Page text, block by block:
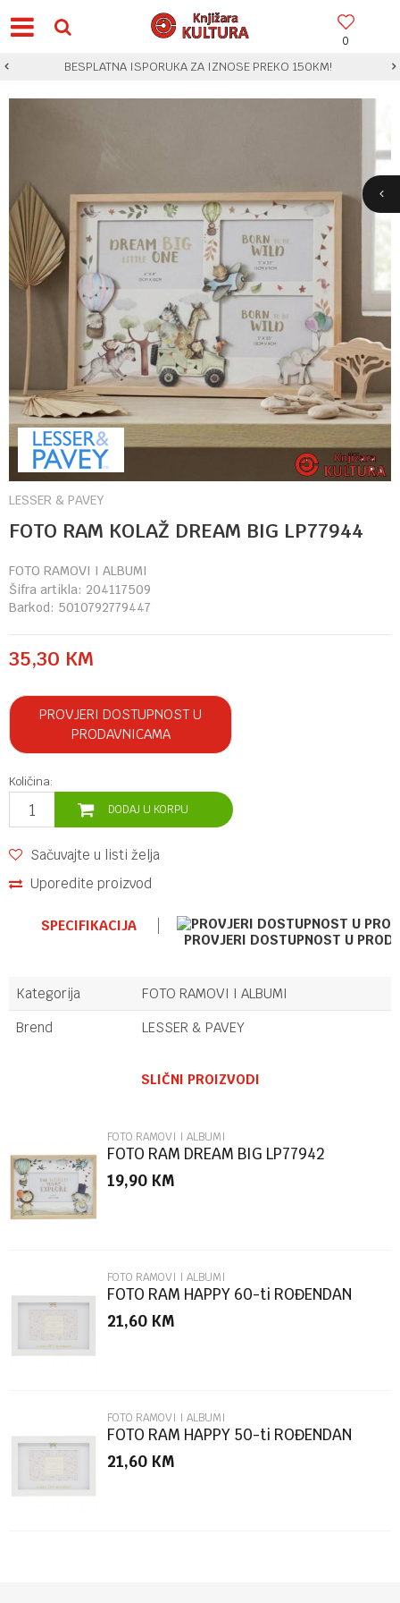
0
BESPLATNA ISPORUKA ZA IZNOSE PREKO 150KM!
LESSER & PAVEY
FOTO RAM KOLAŽ DREAM BIG LP77944
FOTO RAMOVI I ALBUMI
Šifra artikla: 204117509
Barkod: 5010792779447
35,30 KM
PROVJERI DOSTUPNOST U
PRODAVNICAMA
Količina:
DODAJ U KORPU
Sačuvajte u listi želja
Uporedite proizvod
SPECIFIKACIJA
PROVJERI DOSTUPNOST U
Kategorija
FOTO RAMOVI I ALBUMI
Brend
LESSER & PAVEY
Poruka
POŠALJI
SLIČNI PROIZVODI
FOTO RAMOVI I ALBUMI
FOTO RAM DREAM BIG LP77942
19,90 KM
FOTO RAMOVI I ALBUMI
FOTO RAM HAPPY 60-ti ROĐENDAN
LP76899
21,60 KM
FOTO RAMOVI I ALBUMI
FOTO RAM HAPPY 50-ti ROĐENDAN
LP76898
21,60 KM